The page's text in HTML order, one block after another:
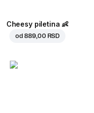
Cheesy piletina 👶
od889,00 RSD